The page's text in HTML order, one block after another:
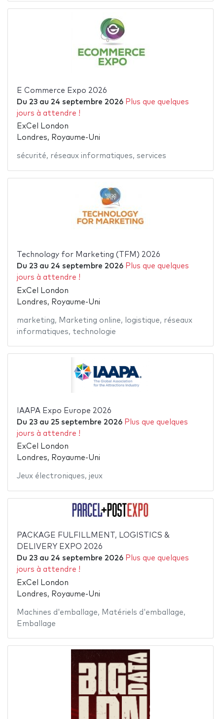
E Commerce Expo 2026
Du 23au 24 septembre 2026 Plus que quelques
jours à attendre !
ExCel London
Londres, Royaume-Uni
sécurité, réseaux informatiques, services
Technology for Marketing (TFM) 2026
Du 23au 24 septembre 2026 Plus que quelques
jours à attendre !
ExCel London
Londres, Royaume-Uni
marketing, Marketing online, logistique, réseaux
informatiques, technologie
IAAPA Expo Europe 2026
Du 23au 25 septembre 2026 Plus que quelques
jours à attendre !
ExCel London
Londres, Royaume-Uni
Jeux électroniques, jeux
PACKAGE FULFILLMENT, LOGISTICS &
DELIVERY EXPO 2026
Du 23au 24 septembre 2026 Plus que quelques
jours à attendre !
ExCel London
Londres, Royaume-Uni
Machines d'emballage, Matériels d'emballage,
Emballage